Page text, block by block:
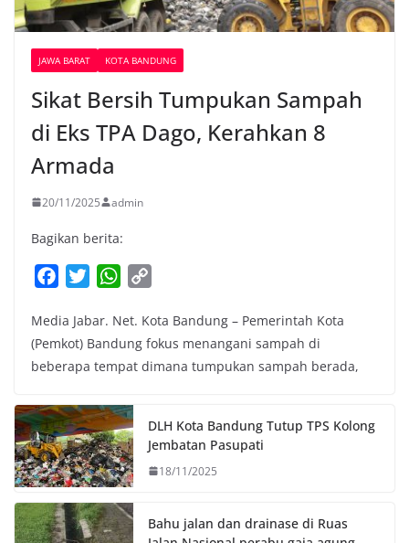
JAWA BARAT KOTA BANDUNG
Sikat Bersih Tumpukan Sampah
di Eks TPA Dago, Kerahkan 8
Armada
20/11/2025 admin
Bagikan berita:
c
e
b
o
k
i
t
t
r
W
a
t
s
p
p
p
y
L
n
k
Media Jabar. Net. Kota Bandung – Pemerintah Kota
(Pemkot) Bandung fokus menangani sampah di
beberapa tempat dimana tumpukan sampah berada,
DLH Kota Bandung Tutup TPS Kolong
Jembatan Pasupati
18/11/2025
Bahu jalan dan drainase di Ruas